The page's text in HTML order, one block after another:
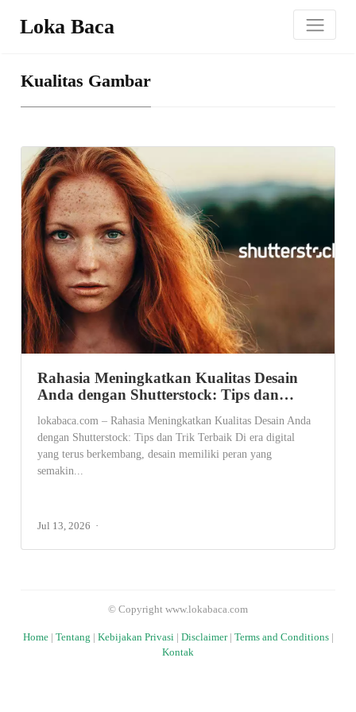
Loka Baca
Kualitas Gambar
Rahasia Meningkatkan Kualitas Desain
Anda dengan Shutterstock: Tips dan…
lokabaca.com – Rahasia Meningkatkan Kualitas Desain Anda
dengan Shutterstock: Tips dan Trik Terbaik Di era digital
yang terus berkembang, desain memiliki peran yang
semakin...
Jul 13, 2026
© Copyright www.lokabaca.com
Home| Tentang Kebijakan Privasi| Disclaimer| Terms and Conditions|
Kontak